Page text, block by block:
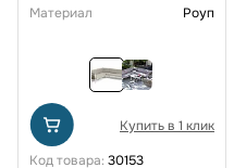
Материал
Роуп
Купить в 1 клик
Код товара: 30153